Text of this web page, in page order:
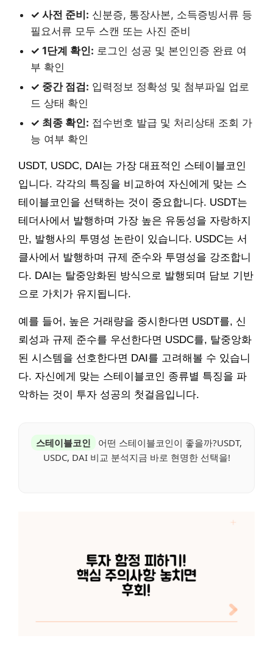
✓ 사전 준비: 신분증, 통장사본, 소득증빙서류 등
필요서류 모두 스캔 또는 사진 준비
✓ 1단계 확인: 로그인 성공 및 본인인증 완료 여
부 확인
✓ 중간 점검: 입력정보 정확성 및 첨부파일 업로
드 상태 확인
✓ 최종 확인: 접수번호 발급 및 처리상태 조회 가
능 여부 확인
USDT, USDC, DAI는 가장 대표적인 스테이블코인
입니다. 각각의 특징을 비교하여 자신에게 맞는 스
테이블코인을 선택하는 것이 중요합니다. USDT는
테더사에서 발행하며 가장 높은 유동성을 자랑하지
만, 발행사의 투명성 논란이 있습니다. USDC는 서
클사에서 발행하며 규제 준수와 투명성을 강조합니
다. DAI는 탈중앙화된 방식으로 발행되며 담보 기반
으로 가치가 유지됩니다.
예를 들어, 높은 거래량을 중시한다면 USDT를, 신
뢰성과 규제 준수를 우선한다면 USDC를, 탈중앙화
된 시스템을 선호한다면 DAI를 고려해볼 수 있습니
다. 자신에게 맞는 스테이블코인 종류별 특징을 파
악하는 것이 투자 성공의 첫걸음입니다.
스테이블코인
어떤 스테이블코인이 좋을까?USDT,
USDC, DAI 비교 분석지금 바로 현명한 선택을!